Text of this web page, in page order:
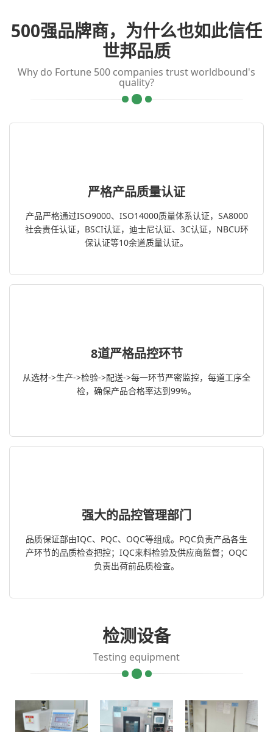
500强品牌商，为什么也如此信任
世邦品质
Why do Fortune 500 companies trust worldbound's
quality?
严格产品质量认证
产品严格通过ISO9000、ISO14000质量体系认证，SA8000
社会责任认证，BSCI认证，迪士尼认证、3C认证，NBCU环
保认证等10余道质量认证。
8道严格品控环节
从选材->生产->检验->配送->每一环节严密监控，每道工序全
检，确保产品合格率达到99%。
强大的品控管理部门
品质保证部由IQC、PQC、OQC等组成。PQC负责产品各生
产环节的品质检查把控；IQC来料检验及供应商监督；OQC
负责出荷前品质检查。
检测设备
Testing equipment